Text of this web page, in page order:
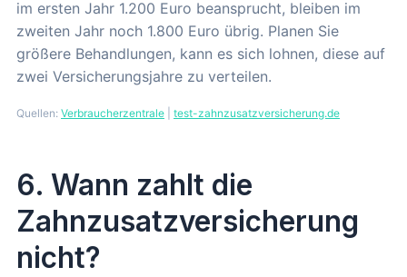
im ersten Jahr 1.200 Euro beansprucht, bleiben im
zweiten Jahr noch 1.800 Euro übrig. Planen Sie
größere Behandlungen, kann es sich lohnen, diese auf
zwei Versicherungsjahre zu verteilen.
Quellen: Verbraucherzentrale test-zahnzusatzversicherung.de
6. Wann zahlt die
Zahnzusatzversicherung
nicht?